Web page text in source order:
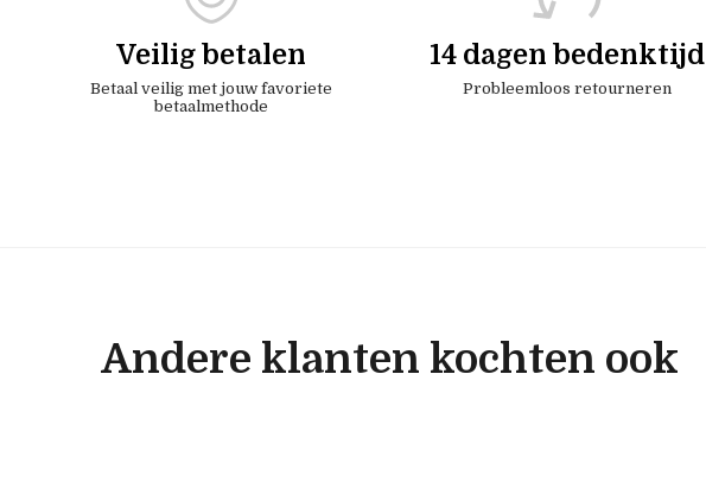
Veilig betalen
Betaal veilig met jouw favoriete
betaalmethode
14 dagen bedenktijd
Probleemloos retourneren
Andere klanten kochten ook